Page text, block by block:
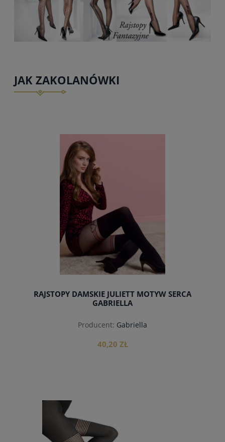
JAK ZAKOLANÓWKI
RAJSTOPY DAMSKIE JULIETT MOTYW SERCA
GABRIELLA
Producent: Gabriella
40,20 ZŁ